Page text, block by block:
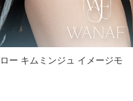
ー キムミンジュ イメージモ